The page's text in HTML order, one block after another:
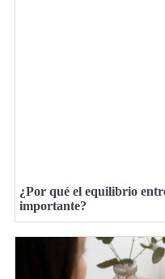
¿Por qué el equilibrio
importante?